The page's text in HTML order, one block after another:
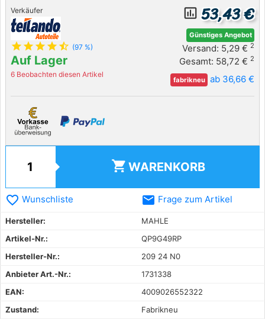
Verkäufer
star star star star star_half (97 %)
Auf Lager
6 Beobachten diesen Artikel
insert_chart_outlined 53,43 €
Günstiges Angebot
Versand: 5,29 € 2
Gesamt: 58,72 € 2
fabrikneu ab 36,66 €
shopping_cart WARENKORB
favorite_border Wunschliste email Frage zum Artikel
Hersteller:
MAHLE
Artikel-Nr.:
QP9G49RP
Hersteller-Nr.:
209 24 N0
Anbieter Art.-Nr.:
1731338
EAN:
4009026552322
Zustand:
Fabrikneu